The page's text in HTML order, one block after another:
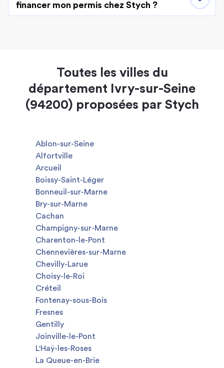
financer mon permis chez Stych ?
Toutes les villes du
département Ivry-sur-Seine
(94200) proposées par Stych
Ablon-sur-Seine
Alfortville
Arcueil
Boissy-Saint-Léger
Bonneuil-sur-Marne
Bry-sur-Marne
Cachan
Champigny-sur-Marne
Charenton-le-Pont
Chennevières-sur-Marne
Chevilly-Larue
Choisy-le-Roi
Créteil
Fontenay-sous-Bois
Fresnes
Gentilly
Joinville-le-Pont
L'Haÿ-les-Roses
La Queue-en-Brie